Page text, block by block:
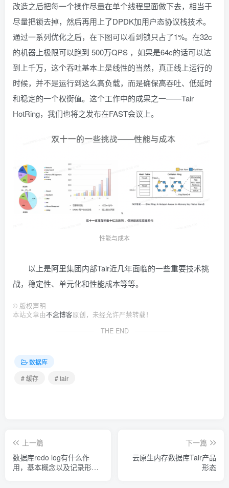
改造之后把每一个操作尽量在单个线程里面做下去，相当于
尽量把锁去掉，然后再用上了DPDK加用户态协议栈技术。
通过一系列优化之后，在下图可以看到锁只占了1%。在32c
的机器上极限可以跑到 500万QPS ，如果是64c的话可以达
到上千万，这个吞吐基本上是线性的当然，真正线上运行的
时候，并不是运行到这么高负载，而是确保高吞吐、低延时
和稳定的一个权衡值。这个工作中的成果之一——Tair
HotRing，我们也将之发布在FAST会议上。
性能与成本
以上是阿里集团内部Tair近几年面临的一些重要技术挑
战，稳定性、单元化和性能成本等等。
© 版权声明
本站文章由不念博客原创，未经允许严禁转载！
THE END
数据库
# 缓存
# tair
上一篇
数据库redo log有什么作
用，基本概念以及记录形式
下一篇
云原生内存数据库Tair产品
形态